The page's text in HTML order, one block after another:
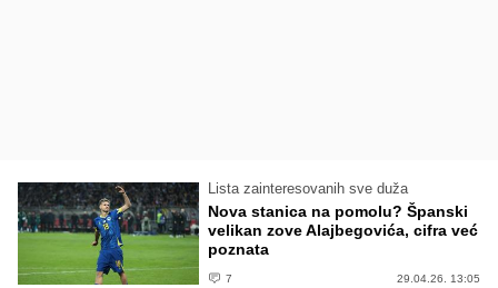
Lista zainteresovanih sve duža
Nova stanica na pomolu? Španski
velikan zove Alajbegovića, cifra već
poznata
7 29.04.26. 13:05